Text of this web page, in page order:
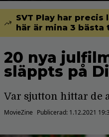
SVT Play har precis
här är mina 3 bästa
20 nya
släppts på
Var sjutton hittar de
MovieZine Publicerad: 1.12.2021